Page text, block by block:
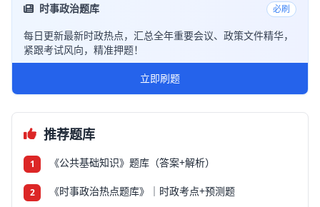
时事政治题库 必刷
每日更新最新时政热点，汇总全年重要会议、政策文件精华，
紧跟考试风向，精准押题！
立即刷题
推荐题库
1 《公共基础知识》题库（答案+解析）
2 《时事政治热点题库》｜时政考点+预测题